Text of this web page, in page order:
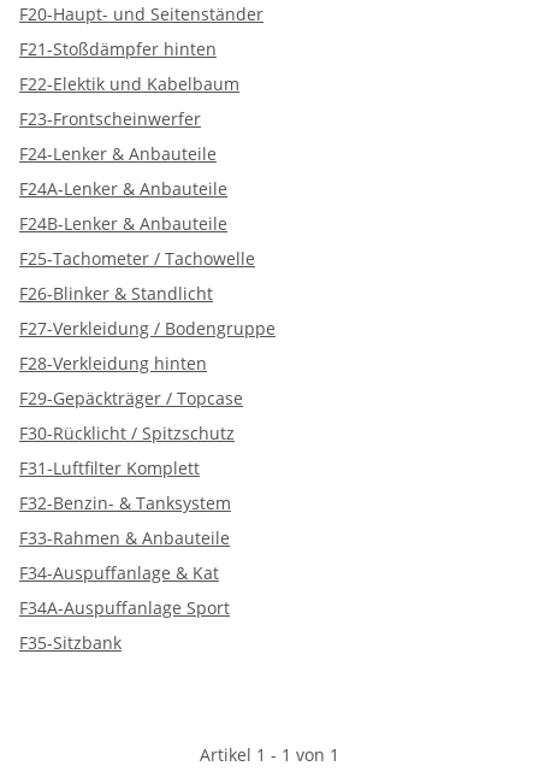
F20-Haupt- und Seitenständer
F21-Stoßdämpfer hinten
F22-Elektik und Kabelbaum
F23-Frontscheinwerfer
F24-Lenker & Anbauteile
F24A-Lenker & Anbauteile
F24B-Lenker & Anbauteile
F25-Tachometer / Tachowelle
F26-Blinker & Standlicht
F27-Verkleidung / Bodengruppe
F28-Verkleidung hinten
F29-Gepäckträger / Topcase
F30-Rücklicht / Spitzschutz
F31-Luftfilter Komplett
F32-Benzin- & Tanksystem
F33-Rahmen & Anbauteile
F34-Auspuffanlage & Kat
F34A-Auspuffanlage Sport
F35-Sitzbank
Artikel 1 - 1 von 1